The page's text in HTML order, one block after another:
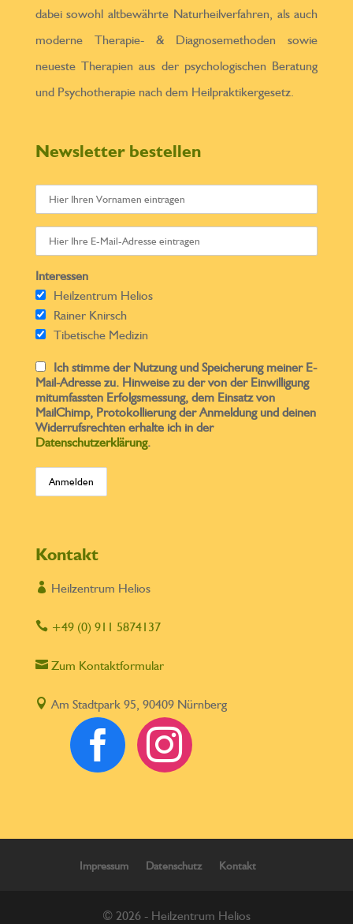
dabei sowohl altbewährte Naturheilverfahren, als auch
moderne Therapie- & Diagnosemethoden sowie
neueste Therapien aus der psychologischen Beratung
und Psychotherapie nach dem Heilpraktikergesetz.
Newsletter bestellen
Interessen
Heilzentrum Helios
Rainer Knirsch
Tibetische Medizin
Ich stimme der Nutzung und Speicherung meiner E-
Mail-Adresse zu. Hinweise zu der von der Einwilligung
mitumfassten Erfolgsmessung, dem Einsatz von
MailChimp, Protokollierung der Anmeldung und deinen
Widerrufsrechten erhalte ich in der
Datenschutzerklärung.
Kontakt
 Heilzentrum Helios
+49 (0) 911 5874137
Zum Kontaktformular
 Am Stadtpark 95, 90409 Nürnberg
 
Impressum Datenschutz Kontakt
© 2026 - Heilzentrum Helios